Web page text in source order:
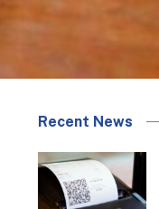
Recent News